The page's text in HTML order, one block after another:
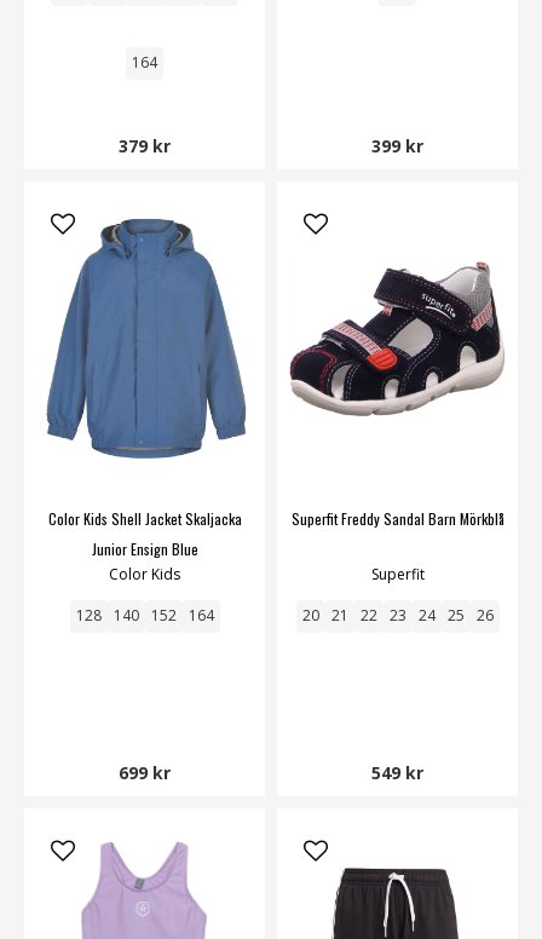
164
379 kr 399 kr
Color Kids Shell Jacket Skaljacka
Junior Ensign Blue
Color Kids
128 140 152 164
699 kr
Superfit Freddy Sandal Barn Mörkblå
Superfit
20 21 22 23 24 25 26
549 kr